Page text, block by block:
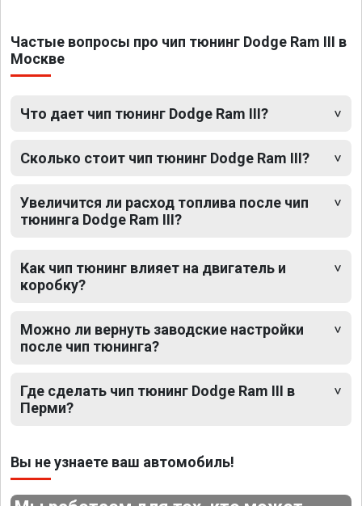
Частые вопросы про чип тюнинг Dodge Ram III в
Москве
Что дает чип тюнинг Dodge Ram III?
Сколько стоит чип тюнинг Dodge Ram III?
Увеличится ли расход топлива после чип
тюнинга Dodge Ram III?
Как чип тюнинг влияет на двигатель и
коробку?
Можно ли вернуть заводские настройки
после чип тюнинга?
Где сделать чип тюнинг Dodge Ram III в
Перми?
Вы не узнаете ваш автомобиль!